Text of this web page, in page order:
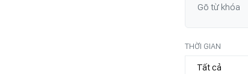
THỜI GIAN